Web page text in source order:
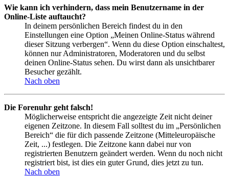
Wie kann ich verhindern, dass mein Benutzername in der
Online-Liste auftaucht?
In deinem persönlichen Bereich findest du in den
Einstellungen eine Option „Meinen Online-Status während
dieser Sitzung verbergen“. Wenn du diese Option einschaltest,
können nur Administratoren, Moderatoren und du selbst
deinen Online-Status sehen. Du wirst dann als unsichtbarer
Besucher gezählt.
Nach oben
Die Forenuhr geht falsch!
Möglicherweise entspricht die angezeigte Zeit nicht deiner
eigenen Zeitzone. In diesem Fall solltest du im „Persönlichen
Bereich“ die für dich passende Zeitzone (Mitteleuropäische
Zeit, ...) festlegen. Die Zeitzone kann dabei nur von
registrierten Benutzern geändert werden. Wenn du noch nicht
registriert bist, ist dies ein guter Grund, dies jetzt zu tun.
Nach oben